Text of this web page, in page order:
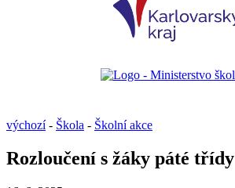
výchozí- Škola - Školní akce
Rozloučení s žáky páté třídy